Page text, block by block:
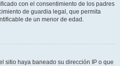
con el consentimiento de los padres
de guardia legal, que permita
de un menor de edad.
sitio haya baneado su dirección IP o que